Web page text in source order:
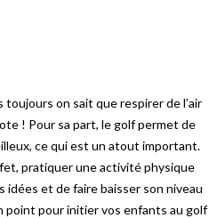
toujours on sait que respirer de l’air
! Pour sa part, le golf permet de
ce qui est un atout important.
pratiquer une activité physique
idées et de faire baisser son niveau
point pour initier vos enfants au golf